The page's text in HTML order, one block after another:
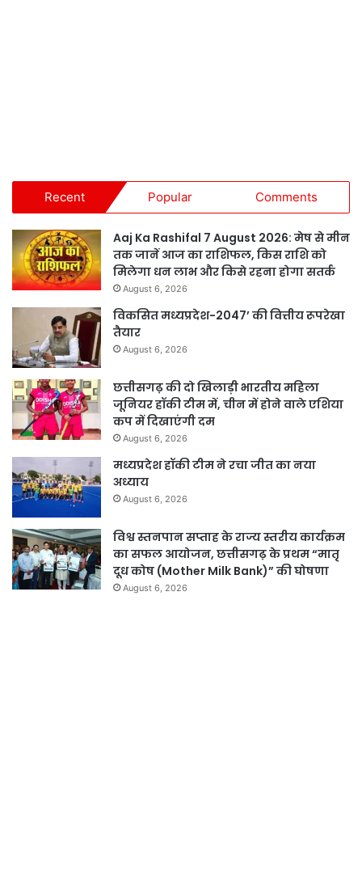
Recent Popular Comments
Aaj Ka Rashifal 7 August 2026: मेष से मीन
तक जानें आज का राशिफल, किस राशि को
मिलेगा धन लाभ और किसे रहना होगा सतर्क
August 6, 2026
विकसित मध्यप्रदेश-2047’ की वित्तीय रूपरेखा
तैयार
August 6, 2026
छत्तीसगढ़ की दो खिलाड़ी भारतीय महिला
जूनियर हॉकी टीम में, चीन में होने वाले एशिया
कप में दिखाएंगी दम
August 6, 2026
मध्यप्रदेश हॉकी टीम ने रचा जीत का नया
अध्याय
August 6, 2026
विश्व स्तनपान सप्ताह के राज्य स्तरीय कार्यक्रम
का सफल आयोजन, छत्तीसगढ़ के प्रथम “मातृ
दूध कोष (Mother Milk Bank)” की घोषणा
August 6, 2026